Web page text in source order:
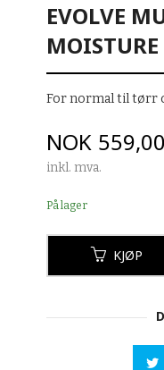
EVOLVE
For normal til tørr
Pris
NOK 559,00
inkl. mva.
På lager
KJØP